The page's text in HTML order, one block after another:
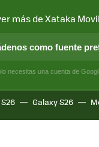
Y SOCIEDAD
Galaxy S26
más de Xataka
como fuente
necesitas una cuenta de